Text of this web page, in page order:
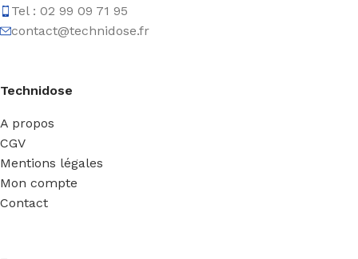
Tel : 02 99 09 71 95
contact@technidose.fr
Technidose
A propos
CGV
Mentions légales
Mon compte
Contact